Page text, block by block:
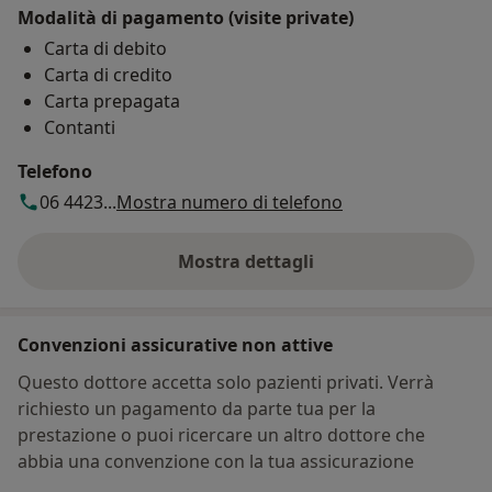
Modalità di pagamento (visite private)
Carta di debito
Carta di credito
Carta prepagata
Contanti
Telefono
06 4423...Mostra numero di telefono
Mostra dettagli
sull'indirizzo
Convenzioni assicurative non attive
Questo dottore accetta solo pazienti privati. Verrà
richiesto un pagamento da parte tua per la
prestazione o puoi ricercare un altro dottore che
abbia una convenzione con la tua assicurazione